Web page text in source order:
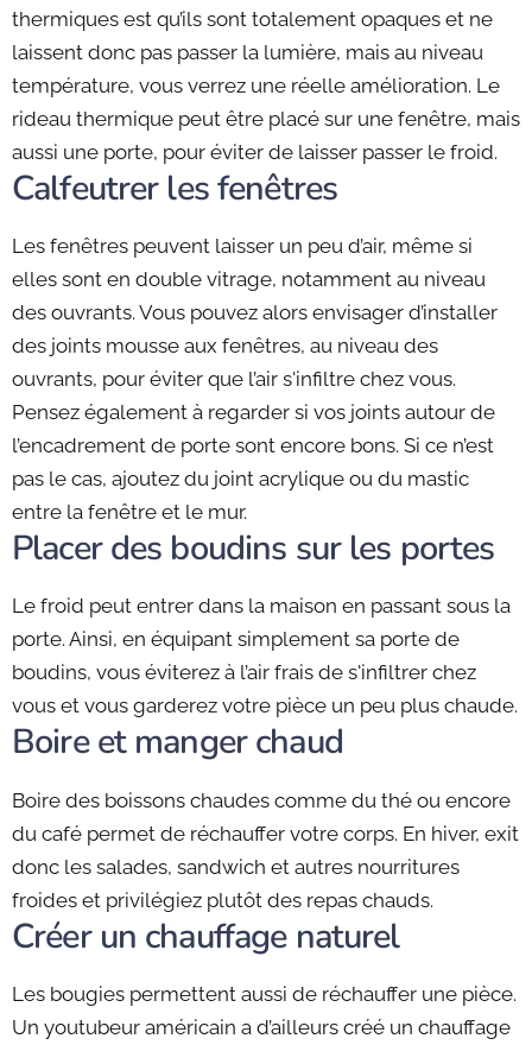
thermiques est qu’ils sont totalement opaques et ne
laissent donc pas passer la lumière, mais au niveau
température, vous verrez une réelle amélioration. Le
rideau thermique peut être placé sur une fenêtre, mais
aussi une porte, pour éviter de laisser passer le froid.
Calfeutrer les fenêtres
Les fenêtres peuvent laisser un peu d’air, même si
elles sont en double vitrage, notamment au niveau
des ouvrants. Vous pouvez alors envisager d’installer
des joints mousse aux fenêtres, au niveau des
ouvrants, pour éviter que l’air s'infiltre chez vous.
Pensez également à regarder si vos joints autour de
l’encadrement de porte sont encore bons. Si ce n’est
pas le cas, ajoutez du joint acrylique ou du mastic
entre la fenêtre et le mur.
Placer des boudins sur les portes
Le froid peut entrer dans la maison en passant sous la
porte. Ainsi, en équipant simplement sa porte de
boudins, vous éviterez à l’air frais de s'infiltrer chez
vous et vous garderez votre pièce un peu plus chaude.
Boire et manger chaud
Boire des boissons chaudes comme du thé ou encore
du café permet de réchauffer votre corps. En hiver, exit
donc les salades, sandwich et autres nourritures
froides et privilégiez plutôt des repas chauds.
Créer un chauffage naturel
Les bougies permettent aussi de réchauffer une pièce.
Un youtubeur américain a d’ailleurs créé un chauffage